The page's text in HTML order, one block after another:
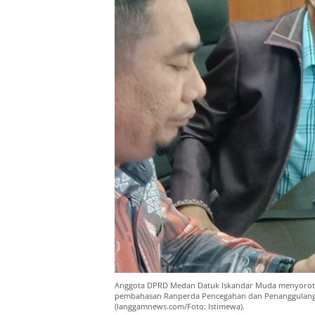
Anggota DPRD Medan Datuk Iskandar Muda
pembahasan Ranperda Pencegahan dan
(langgamnews.com/Foto: Istimewa).